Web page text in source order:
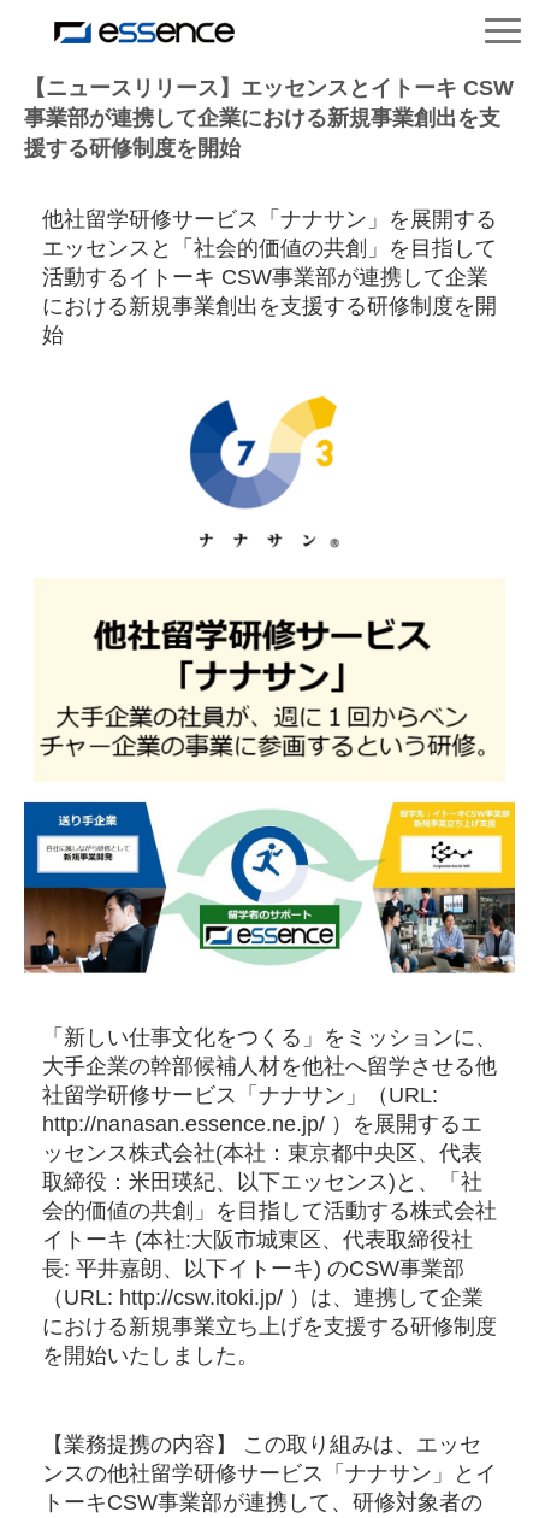
サービス紹介
ニュース＆トピックス
会社紹介
導入事例
【ニュースリリース】エッセンスとイトーキ CSW
事業部が連携して企業における新規事業創出を支
援する研修制度を開始
他社留学研修サービス「ナナサン」を展開する
エッセンスと「社会的価値の共創」を目指して
活動するイトーキ CSW事業部が連携して企業
における新規事業創出を支援する研修制度を開
始
「新しい仕事文化をつくる」をミッションに、
大手企業の幹部候補人材を他社へ留学させる他
社留学研修サービス「ナナサン」（URL:
http://nanasan.essence.ne.jp/ ）を展開するエ
ッセンス株式会社(本社：東京都中央区、代表
取締役：米田瑛紀、以下エッセンス)と、「社
会的価値の共創」を目指して活動する株式会社
イトーキ (本社:大阪市城東区、代表取締役社
長: 平井嘉朗、以下イトーキ) のCSW事業部
（URL: http://csw.itoki.jp/ ）は、連携して企業
における新規事業立ち上げを支援する研修制度
を開始いたしました。
【業務提携の内容】 この取り組みは、エッセ
ンスの他社留学研修サービス「ナナサン」とイ
トーキCSW事業部が連携して、研修対象者の